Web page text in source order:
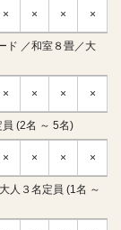
× × × ×
ド ／和室８畳／大
× × × ×
(2名 ～ 5名)
× × × ×
人３名定員 (1名 ～